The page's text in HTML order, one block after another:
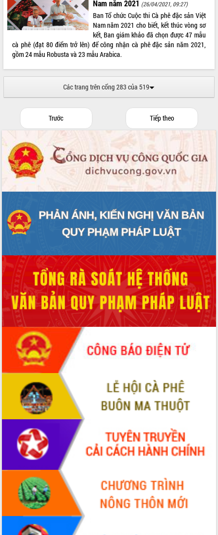
trao đổi thông tin trước Kỳ họp thứ
nhất, Quốc hội khóa XVI
Quyết liệt cải cách hành chính, khơi
Nâng cao hiệu lực, hiệu quả HĐND
tỉnh thông qua hiện đại hóa hành chính
Xã Ea Phê gắn cải cách hành chính với
Phó Chủ tịch Thường trực UBND tỉnh
tâm Phục vụ hành chính công xã Ea
Xây dựng nền hành chính số đồng
hành cùng nông dân dân, doanh nghiệp
Giai đoạn 2026-2030, Đắk Lắk phấn
đấu có 77% xã đạt chuẩn nông thôn
mới
Chuyển đổi số 'mở đường' cho nông
Triển khai đồng bộ đo đạc, lập hồ sơ
địa chính, hoàn thiện cơ sở dữ liệu đất
đai
Ứng dụng sinh trắc học - Bước tiến
Lắk
Đắk Lắk nâng cao hiệu quả công tác
Đảng từ Sổ tay đảng viên điện tử
Đắk Lắk đẩy mạnh nuôi biển công
nghệ, hướng tới phát triển thủy sản
bền vững
Tập huấn nâng cao năng lực triển khai
chuyển đổi số cho cán bộ, công chức
cấp xã
Đắk Lắk phát động hưởng ứng Ngày
Quyền của người tiêu dùng Việt Nam
Đẩy mạnh cải cách hành chính, quyết
tâm đạt được mục tiêu tăng trưởng
hai con số trong năm 2026
Tổ chức trang trọng Lễ hội Đền thờ
Lương Văn Chánh năm 2026
Phó Bí thư Tỉnh ủy Đắk Lắk Đỗ Hữu
Huy giữ chức Bí thư Đảng ủy Ủy Ban
Nhân dân tỉnh
Bệnh án điện tử thúc đẩy chuyển đổi
số y tế tại Đắk Lắk
Chuyển đổi số thư viện: Mở rộng
không gian tri thức trong thời đại số
Đánh giá, rút kinh nghiệm công tác tổ
chức diễn tập trước ngày bầu cử
Nam năm 2021 (26/04/2021, 09:27)
Ban Tổ chức Cuộc thi Cà phê đặc sản Việt
Nam năm 2021 cho biết, kết thúc vòng sơ
kết, Ban giám khảo đã chọn được 47 mẫu
cà phê (đạt 80 điểm trở lên) để công nhận cà phê đặc sản năm 2021,
gồm 24 mẫu Robusta và 23 mẫu Arabica.
Các trang trên cổng 283 của 519
Trước Tiếp theo